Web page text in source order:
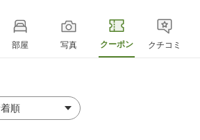
部屋 写真 クーポン クチコミ